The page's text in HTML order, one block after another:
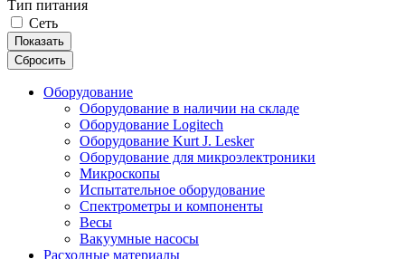
Тип питания
Сеть
Показать
Сбросить
Оборудование
Оборудование в наличии на складе
Оборудование Logitech
Оборудование Kurt J. Lesker
Оборудование для микроэлектроники
Микроскопы
Испытательное оборудование
Спектрометры и компоненты
Весы
Вакуумные насосы
Расходные материалы